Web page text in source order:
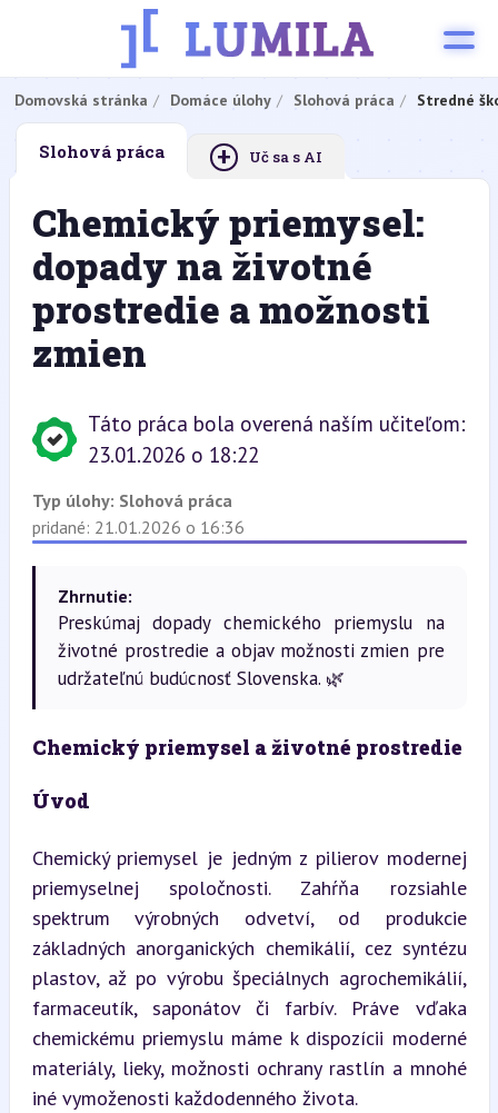
Domovská stránka Domáce úlohy Slohová práca Stredné
Slohová práca + Uč sa s AI
Chemický priemysel:
dopady na životné
prostredie a možnosti
zmien
Táto práca bola overená naším učiteľom:
23.01.2026 o 18:22
Typ úlohy: Slohová práca
pridané: 21.01.2026 o 16:36
Zhrnutie:
Preskúmaj dopady chemického priemyslu na
životné prostredie a objav možnosti zmien pre
udržateľnú budúcnosť Slovenska. 🌿
Chemický priemysel a životné prostredie
Úvod
Chemický priemysel je jedným z pilierov modernej
priemyselnej spoločnosti. Zahŕňa rozsiahle
spektrum výrobných odvetví, od produkcie
základných anorganických chemikálií, cez syntézu
plastov, až po výrobu špeciálnych agrochemikálií,
farmaceutík, saponátov či farbív. Práve vďaka
chemickému priemyslu máme k dispozícii moderné
materiály, lieky, možnosti ochrany rastlín a mnohé
iné vymoženosti každodenného života.